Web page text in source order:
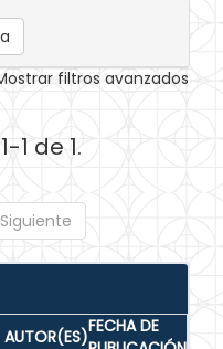
filtros avanzados
1 de 1.
Siguiente
AUTOR(ES)FECHA DE